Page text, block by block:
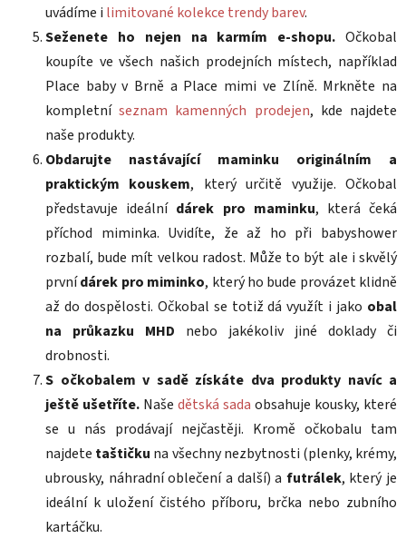
uvádíme i limitované kolekce trendy barev.
Seženete ho nejen na karmím e-shopu. Očkobal
koupíte ve všech našich prodejních místech, například
Place baby v Brně a Place mimi ve Zlíně. Mrkněte na
kompletníseznam kamenných prodejen, kde najdete
naše produkty.
Obdarujte nastávající maminku originálním a
praktickým kouskem, který určitě využije. Očkobal
představuje ideální dárek pro maminku, která čeká
příchod miminka. Uvidíte, že až ho při babyshower
rozbalí, bude mít velkou radost. Může to být ale i skvělý
prvnídárek pro miminko, který ho bude provázet klidně
až do dospělosti. Očkobal se totiž dá využít i jako obal
na průkazku MHD nebo jakékoliv jiné doklady či
drobnosti.
S očkobalem v sadě získáte dva produkty navíc a
ještě ušetříte. Naše dětská sada obsahuje kousky, které
se u nás prodávají nejčastěji. Kromě očkobalu tam
najdete taštičku na všechny nezbytnosti (plenky, krémy,
ubrousky, náhradní oblečení a další) a futrálek, který je
ideální k uložení čistého příboru, brčka nebo zubního
kartáčku.